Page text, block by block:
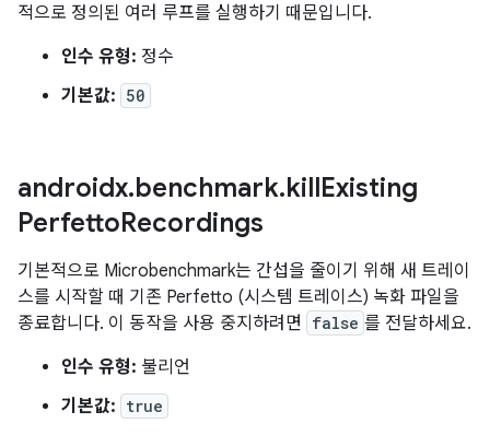
적으로 정의된 여러 루프를 실행하기 때문입니다.
인수 유형: 정수
기본값: 50
androidx.benchmark.killExisting
PerfettoRecordings
기본적으로 Microbenchmark는 간섭을 줄이기 위해 새 트레이
스를 시작할 때 기존 Perfetto (시스템 트레이스) 녹화 파일을
종료합니다. 이 동작을 사용 중지하려면
false 를 전달하세요.
인수 유형: 불리언
기본값: true